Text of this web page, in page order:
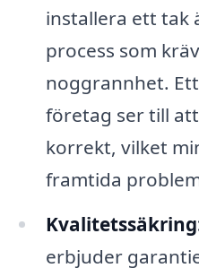
installera ett tak
process som
noggrannhet.
företag ser till
korrekt, vilket
framtida
erbjuder